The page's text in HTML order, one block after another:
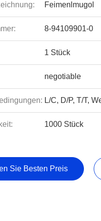
Feimenlmugol
8-94109901-0
1 Stück
negotiable
L/C, D/P, T/T,
1000 Stück
Sie Besten Preis